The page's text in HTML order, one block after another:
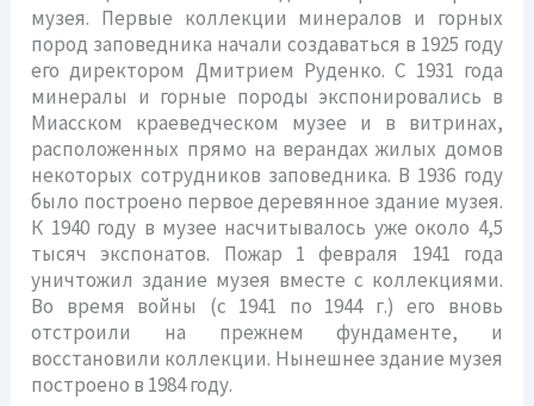
музея. Первые коллекции минералов и горных
пород заповедника начали создаваться в 1925 году
его директором Дмитрием Руденко. С 1931 года
минералы и горные породы экспонировались в
Миасском краеведческом музее и в витринах,
расположенных прямо на верандах жилых домов
некоторых сотрудников заповедника. В 1936 году
было построено первое деревянное здание музея.
К 1940 году в музее насчитывалось уже около 4,5
тысяч экспонатов. Пожар 1 февраля 1941 года
уничтожил здание музея вместе с коллекциями.
Во время войны (с 1941 по 1944 г.) его вновь
отстроили на прежнем фундаменте, и
восстановили коллекции. Нынешнее здание музея
построено в 1984 году.